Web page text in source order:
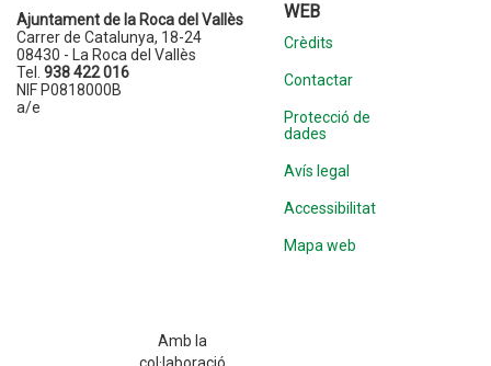
Ajuntament de la Roca del Vallès
Carrer de Catalunya, 18-24
08430 - La Roca del Vallès
Tel. 938 422 016
NIF P0818000B
a/e
WEB
Crèdits
Contactar
Protecció de
dades
Avís legal
Accessibilitat
Mapa web
Amb la